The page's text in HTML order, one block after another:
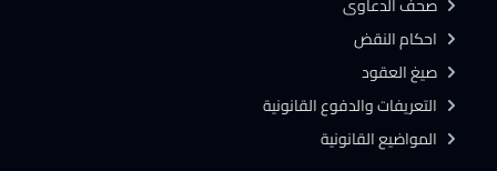
احكام النقض
صيغ العقود
التعريفات والدفوع القانونية
المواضيع القانونية